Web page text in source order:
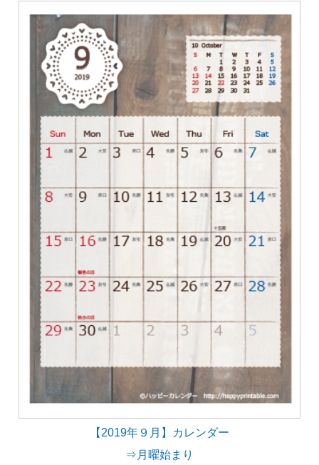
【2019年９月】カレンダー
⇒月曜始まり